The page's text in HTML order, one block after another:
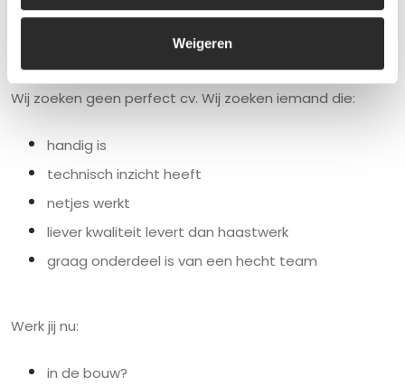
Weigeren
we je gewoon op de werkvloer.
Wij zoeken geen perfect cv. Wij zoeken iemand die:
handig is
technisch inzicht heeft
netjes werkt
liever kwaliteit levert dan haastwerk
graag onderdeel is van een hecht team
Werk jij nu:
in de bouw?